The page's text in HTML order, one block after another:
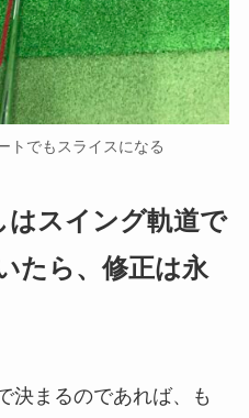
トでもスライスになる
はスイング軌道で
たら、修正は永
決まるのであれば、も